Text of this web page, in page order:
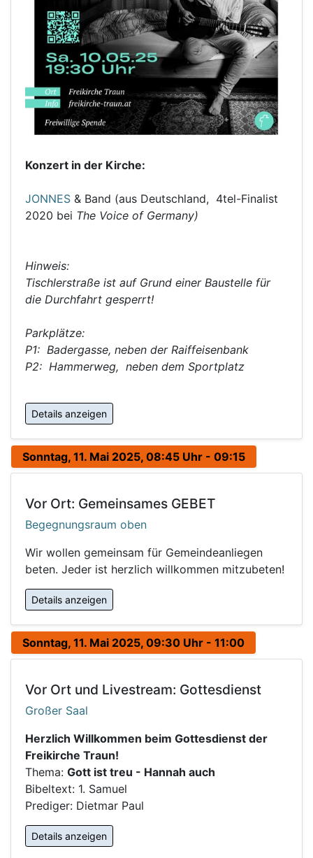
Konzert in der Kirche:
JONNES & Band (aus Deutschland, 4tel-Finalist
2020 bei The Voice of Germany)
Hinweis:
Tischlerstraße ist auf Grund einer Baustelle für
die Durchfahrt gesperrt!
Parkplätze:
P1: Badergasse, neben der Raiffeisenbank
P2: Hammerweg, neben dem Sportplatz
Details anzeigen
Sonntag, 11. Mai 2025, 08:45 Uhr - 09:15
Vor Ort: Gemeinsames GEBET
Begegnungsraum oben
Wir wollen gemeinsam für Gemeindeanliegen
beten. Jeder ist herzlich willkommen mitzubeten!
Details anzeigen
Sonntag, 11. Mai 2025, 09:30 Uhr - 11:00
Vor Ort und Livestream: Gottesdienst
Großer Saal
Herzlich Willkommen beim Gottesdienst der
Freikirche Traun!
Thema: Gott ist treu - Hannah auch
Bibeltext: 1. Samuel
Prediger: Dietmar Paul
Details anzeigen